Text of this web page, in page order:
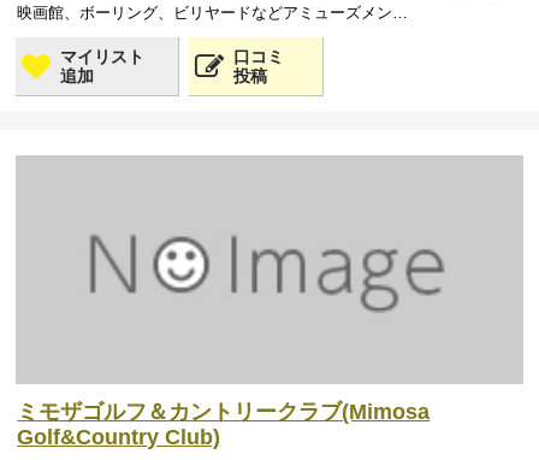
マイリスト
追加
口コミ
投稿
映画館、ボーリング、ビリヤードなどアミューズメン…
ミモザゴルフ＆カントリークラブ(Mimosa
Golf&Country Club)